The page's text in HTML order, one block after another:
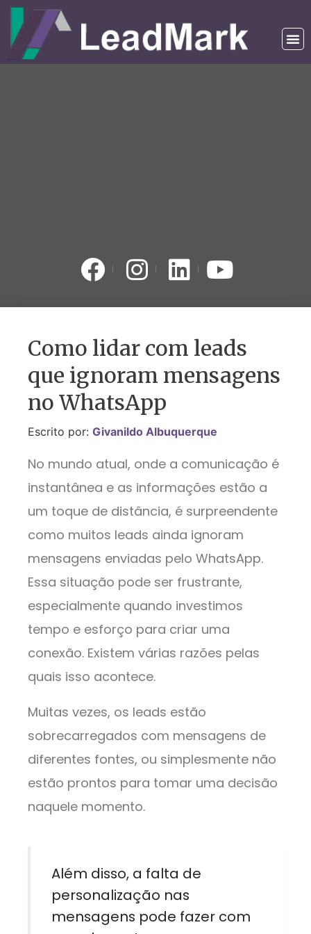
Como lidar com leads
que ignoram mensagens
no WhatsApp
Escrito por: Givanildo Albuquerque
No mundo atual, onde a comunicação é
instantânea e as informações estão a
um toque de distância, é surpreendente
como muitos leads ainda ignoram
mensagens enviadas pelo WhatsApp.
Essa situação pode ser frustrante,
especialmente quando investimos
tempo e esforço para criar uma
conexão. Existem várias razões pelas
quais isso acontece.
Muitas vezes, os leads estão
sobrecarregados com mensagens de
diferentes fontes, ou simplesmente não
estão prontos para tomar uma decisão
naquele momento.
Além disso, a falta de
personalização nas
mensagens pode fazer com